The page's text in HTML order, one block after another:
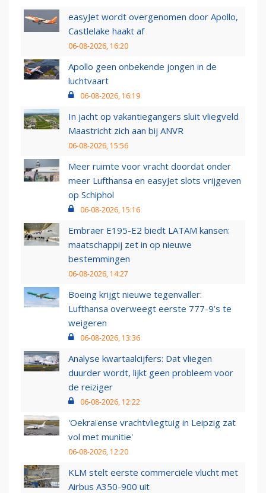
easyJet wordt overgenomen door Apollo,
Castlelake haakt af
06-08-2026, 16:20
Apollo geen onbekende jongen in de
luchtvaart
06-08-2026, 16:19
In jacht op vakantiegangers sluit vliegveld
Maastricht zich aan bij ANVR
06-08-2026, 15:56
Meer ruimte voor vracht doordat onder
meer Lufthansa en easyJet slots vrijgeven
op Schiphol
06-08-2026, 15:16
Embraer E195-E2 biedt LATAM kansen:
maatschappij zet in op nieuwe
bestemmingen
06-08-2026, 14:27
Boeing krijgt nieuwe tegenvaller:
Lufthansa overweegt eerste 777-9’s te
weigeren
06-08-2026, 13:36
Analyse kwartaalcijfers: Dat vliegen
duurder wordt, lijkt geen probleem voor
de reiziger
06-08-2026, 12:22
'Oekraïense vrachtvliegtuig in Leipzig zat
vol met munitie'
06-08-2026, 12:20
KLM stelt eerste commerciële vlucht met
Airbus A350-900 uit